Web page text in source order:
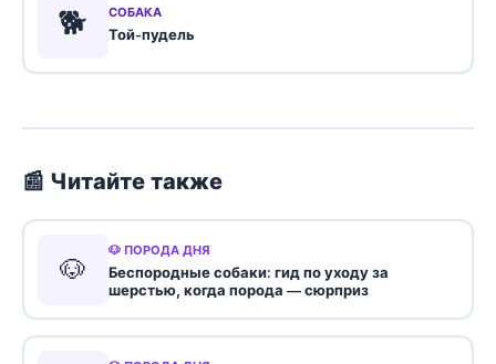
🐕 СОБАКА
Той-пудель
📰 Читайте также
🐶
🐶 ПОРОДА ДНЯ
Беспородные собаки: гид по уходу за
шерстью, когда порода — сюрприз